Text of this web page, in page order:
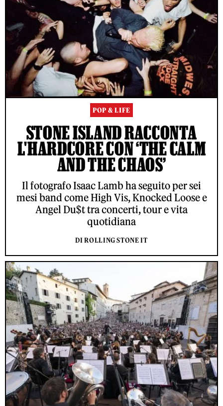
POP & LIFE
STONE ISLAND RACCONTA
L'HARDCORE CON ‘THE CALM
AND THE CHAOS’
Il fotografo Isaac Lamb ha seguito per sei
mesi band come High Vis, Knocked Loose e
Angel Du$t tra concerti, tour e vita
quotidiana
DI ROLLING STONE IT